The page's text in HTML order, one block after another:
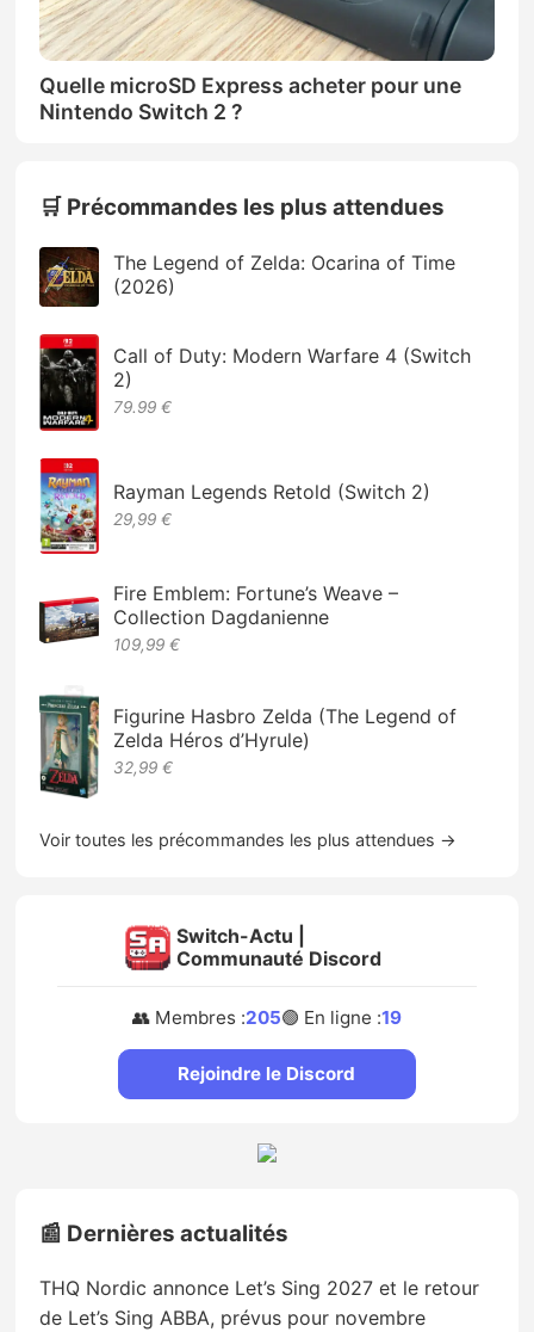
Quelle microSD Express acheter pour une
Nintendo Switch 2 ?
🛒 Précommandes les plus attendues
The Legend of Zelda: Ocarina of Time
(2026)
Call of Duty: Modern Warfare 4 (Switch
2)
79.99 €
Rayman Legends Retold (Switch 2)
29,99 €
Fire Emblem: Fortune’s Weave –
Collection Dagdanienne
109,99 €
Figurine Hasbro Zelda (The Legend of
Zelda Héros d’Hyrule)
32,99 €
Voir toutes les précommandes les plus attendues →
Switch-Actu |
Communauté Discord
👥 Membres :205🟢 En ligne :19
Rejoindre le Discord
📰 Dernières actualités
THQ Nordic annonce Let’s Sing 2027 et le retour
de Let’s Sing ABBA, prévus pour novembre